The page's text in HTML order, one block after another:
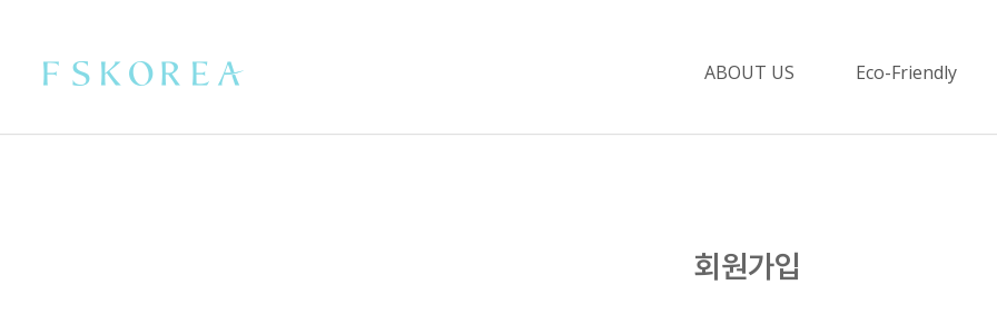
ABOUT US Eco-Friendly
회원가입